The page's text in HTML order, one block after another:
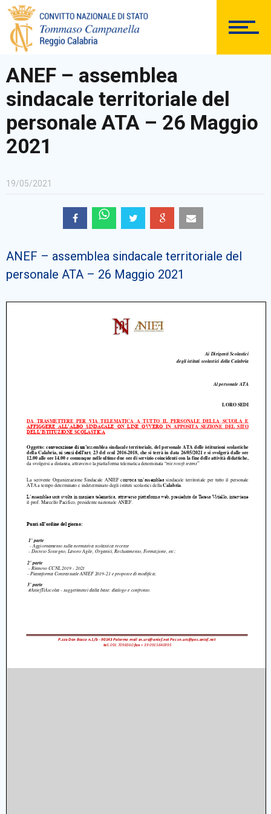
DOCUMENTAZIONE
PERSONALE
ANEF – assemblea
sindacale territoriale del
personale ATA – 26 Maggio
2021
19/05/2021
ANEF – assemblea sindacale territoriale del
personale ATA – 26 Maggio 2021